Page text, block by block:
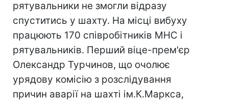
рятувальники не змогли відразу
спуститись у шахту. На місці вибуху
працюють 170 співробітників МНС і
рятувальників. Перший віце-прем'єр
Олександр Турчинов, що очолює
урядову комісію з розслідування
причин аварії на шахті ім.К.Маркса,